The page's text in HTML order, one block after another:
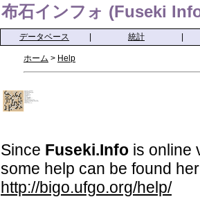
布石インフォ (Fuseki
データベース 統計
ホーム > Help
Since Fuseki.Info is online
some help can be found
http://bigo.ufgo.org/help/